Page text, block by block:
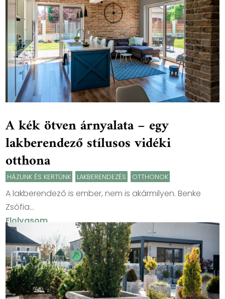
A kék ötven árnyalata – egy
lakberendező stílusos vidéki
otthona
HÁZUNK ÉS KERTÜNK LAKBERENDEZÉS OTTHONOK
A lakberendező is ember, nem is akármilyen. Benke
Zsófia...
Elolvasom